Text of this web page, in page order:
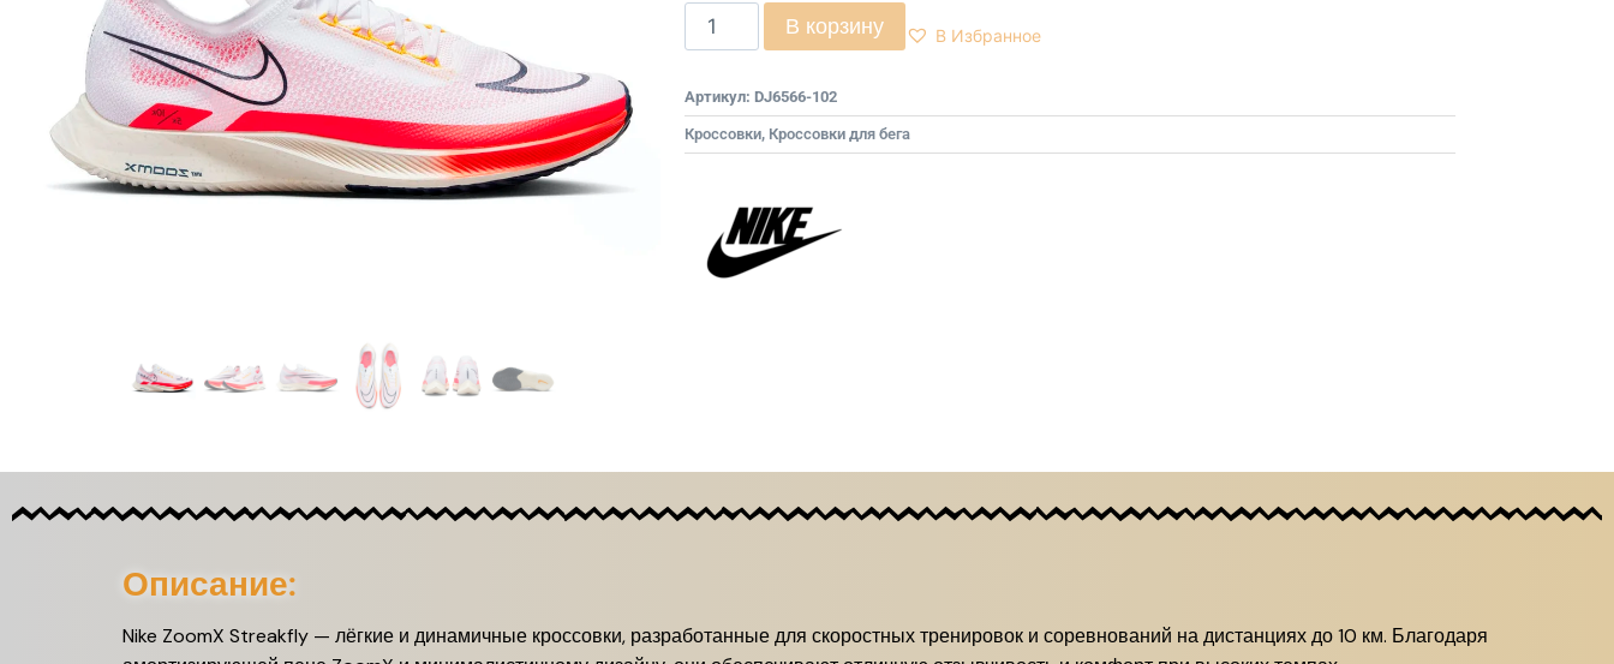
В корзину В Избранное
Артикул: DJ6566-102
Кроссовки, Кроссовки для бега
Описание:
Nike ZoomX Streakfly — лёгкие и динамичные кроссовки, разработанные для скоростных тренировок и соревнований на дистанциях до 10 км. Благодаря